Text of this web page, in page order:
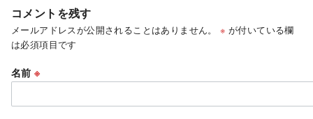
コメントを残す
メールアドレスが公開されることはありません。 ※ が付いている欄
は必須項目です
名前※